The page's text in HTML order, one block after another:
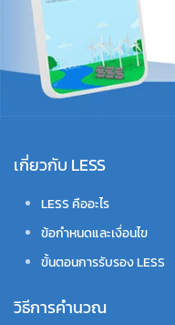
เกี่ยวกับ LESS
LESS คืออะไร
ข้อกำหนดและเงื่อนไข
ขั้นตอนการรับรอง LESS
วิธีการคำนวณ